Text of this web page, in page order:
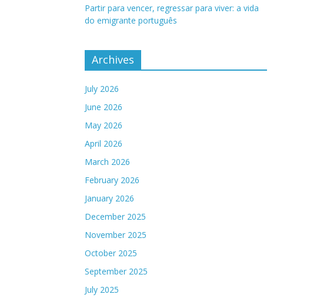
Partir para vencer, regressar para viver: a vida
do emigrante português
Archives
July 2026
June 2026
May 2026
April 2026
March 2026
February 2026
January 2026
December 2025
November 2025
October 2025
September 2025
July 2025